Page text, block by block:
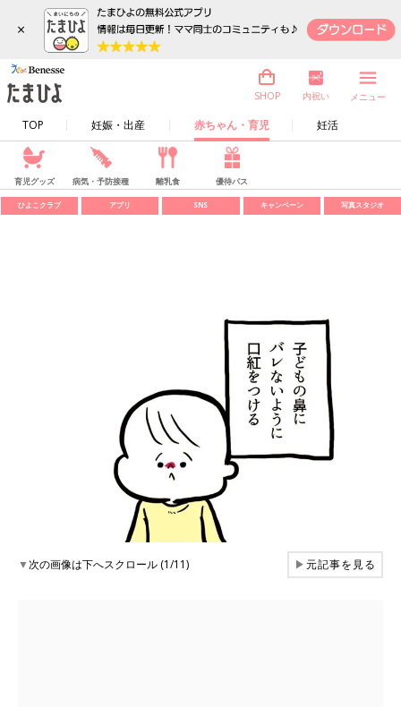
×
TOP 妊娠・出産 赤ちゃん・育児 妊活
SHOP 内祝い メニュー
育児グッズ 病気・予防接種 離乳食 優待パス
ひよこクラブ アプリ SNS キャンペーン 写真スタジオ
▼次の画像は下へスクロール (1/11) ▶元記事を見る